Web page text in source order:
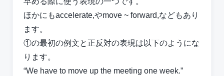
ほかにもaccelerate,やmove ~ forward,などもあり
ます。
①の最初の例文と正反対の表現は以下のようにな
ります。
“We have to move up the meeting one week.”